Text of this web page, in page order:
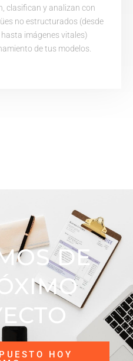
clasifican y analizan con
no estructurados (desde
imágenes vitales)
de tus modelos.
DE
HOY